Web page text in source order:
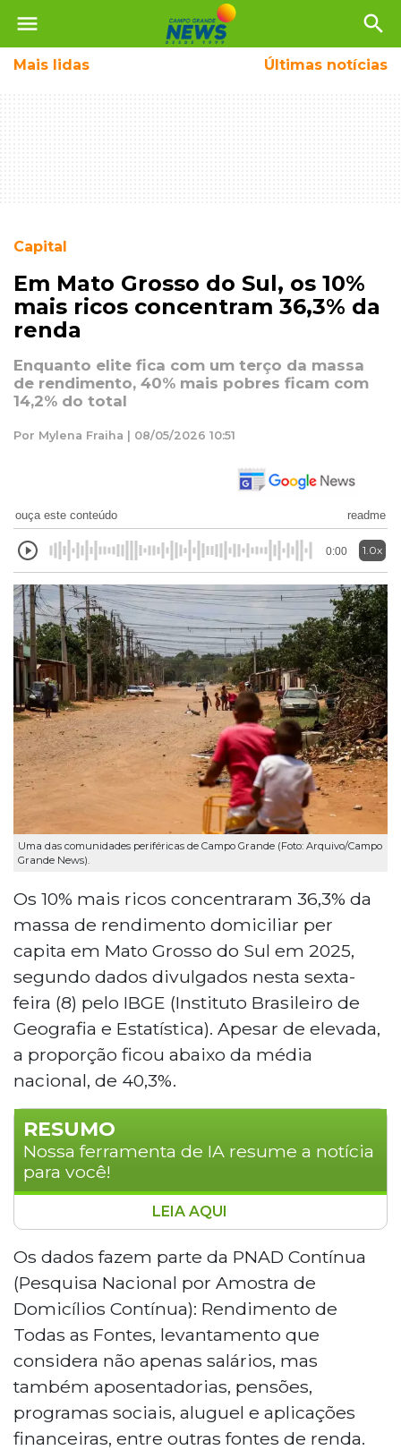
menu search
Mais lidas Últimas notícias
Capital
Em Mato Grosso do Sul, os 10%
mais ricos concentram 36,3% da
renda
Enquanto elite fica com um terço da massa
de rendimento, 40% mais pobres ficam com
14,2% do total
Por Mylena Fraiha | 08/05/2026 10:51
ouça este conteúdo readme
0:00 1.0x
Uma das comunidades periféricas de Campo Grande (Foto: Arquivo/Campo
Grande News).
Os 10% mais ricos concentraram 36,3% da
massa de rendimento domiciliar per
capita em Mato Grosso do Sul em 2025,
segundo dados divulgados nesta sexta-
feira (8) pelo IBGE (Instituto Brasileiro de
Geografia e Estatística). Apesar de elevada,
a proporção ficou abaixo da média
nacional, de 40,3%.
RESUMO
Nossa ferramenta de IA resume a notícia
para você!
Em Mato Grosso do Sul, os 10% mais ricos
concentraram 36,3% da massa de
rendimento domiciliar per capita em
2025, abaixo da média nacional de 40,3%,
segundo o IBGE. Os 40% mais pobres
ficaram com apenas 14,2% da renda
estadual, enquanto o 1% mais rico deteve
8,2% do total. A massa de rendimento
mensal somou R$ 6,755 bilhões no
estado.
LEIA AQUI
Os dados fazem parte da PNAD Contínua
(Pesquisa Nacional por Amostra de
Domicílios Contínua): Rendimento de
Todas as Fontes, levantamento que
considera não apenas salários, mas
também aposentadorias, pensões,
programas sociais, aluguel e aplicações
financeiras, entre outras fontes de renda.